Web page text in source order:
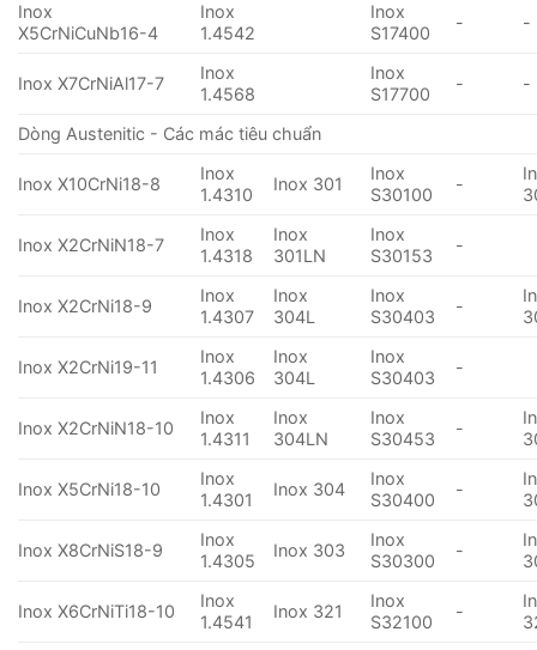
Inox
X5CrNiCuNb16-4
Inox
1.4542
Inox
S17400
- -
Inox X7CrNiAl17-7
Inox
1.4568
Inox
S17700
- -
Dòng Austenitic - Các mác tiêu chuẩn
Inox X10CrNi18-8
Inox
1.4310
Inox 301
Inox
S30100
-
Inox X2CrNiN18-7
Inox
1.4318
Inox
301LN
Inox
S30153
-
Inox X2CrNi18-9
Inox
1.4307
Inox
304L
Inox
S30403
-
Inox X2CrNi19-11
Inox
1.4306
Inox
304L
Inox
S30403
-
Inox X2CrNiN18-10
Inox
1.4311
Inox
304LN
Inox
S30453
-
Inox X5CrNi18-10
Inox
1.4301
Inox 304
Inox
S30400
-
Inox X8CrNiS18-9
Inox
1.4305
Inox 303
Inox
S30300
-
Inox X6CrNiTi18-10
Inox
1.4541
Inox 321
Inox
S32100
-